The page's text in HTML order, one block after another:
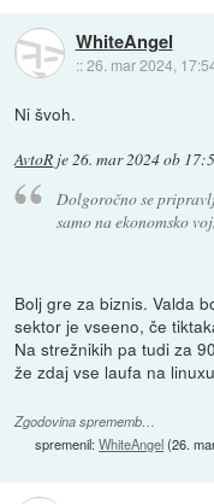
WhiteAngel
::26. mar 2024,
Ni švoh.
AvtoR je26. mar 2024 ob
Dolgoročno se
samo na ekonomsko
Bolj gre za biznis. Valda
sektor je vseeno, če
Na strežnikih pa tudi za
že zdaj vse laufa na
Zgodovina sprememb…
spremenil:WhiteAngel(26.